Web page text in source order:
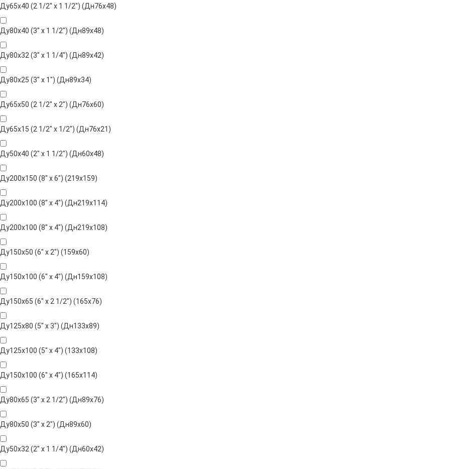
Ду65х40 (2 1/2" х 1 1/2") (Дн76х48)
Ду80х40 (3" х 1 1/2") (Дн89х48)
Ду80х32 (3" х 1 1/4") (Дн89х42)
Ду80х25 (3" х 1") (Дн89х34)
Ду65х50 (2 1/2" х 2") (Дн76х60)
Ду65х15 (2 1/2" х 1/2") (Дн76х21)
Ду50х40 (2" х 1 1/2") (Дн60х48)
Ду200х150 (8" х 6") (219х159)
Ду200х100 (8" х 4") (Дн219х114)
Ду200х100 (8" х 4") (Дн219х108)
Ду150х50 (6" х 2") (159х60)
Ду150х100 (6" х 4") (Дн159х108)
Ду150х65 (6" х 2 1/2") (165х76)
Ду125х80 (5" х 3") (Дн133х89)
Ду125х100 (5" х 4") (133х108)
Ду150х100 (6" х 4") (165х114)
Ду80х65 (3" х 2 1/2") (Дн89х76)
Ду80х50 (3" х 2") (Дн89х60)
Ду50х32 (2" х 1 1/4") (Дн60х42)